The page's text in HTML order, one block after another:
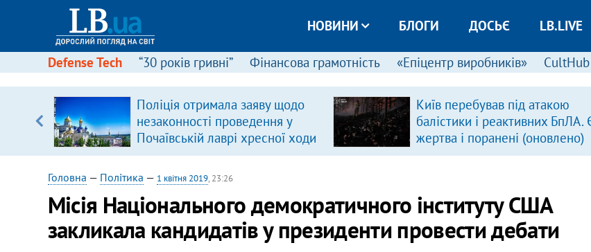
НОВИНИ БЛОГИ ДОСЬЄ LB.LIVE
Defense Tech “30 років гривні” Фінансова грамотність «Епіцентр виробників» CultHub
Поліція отримала заяву щодо
незаконності проведення у
Почаївській лаврі хресної ходи
Київ перебував під атакою
балістики і реактивних БпЛА.
жертва і поранені (оновлено)
Головна — Політика — 1 квітня 2019, 23:26
Місія Національного демократичного інституту США
закликала кандидатів у президенти провести дебати